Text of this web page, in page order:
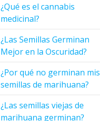
¿Qué es el cannabis
medicinal?
¿Las Semillas Germinan
Mejor en la Oscuridad?
¿Por qué no germinan mis
semillas de marihuana?
¿Las semillas viejas de
marihuana germinan?